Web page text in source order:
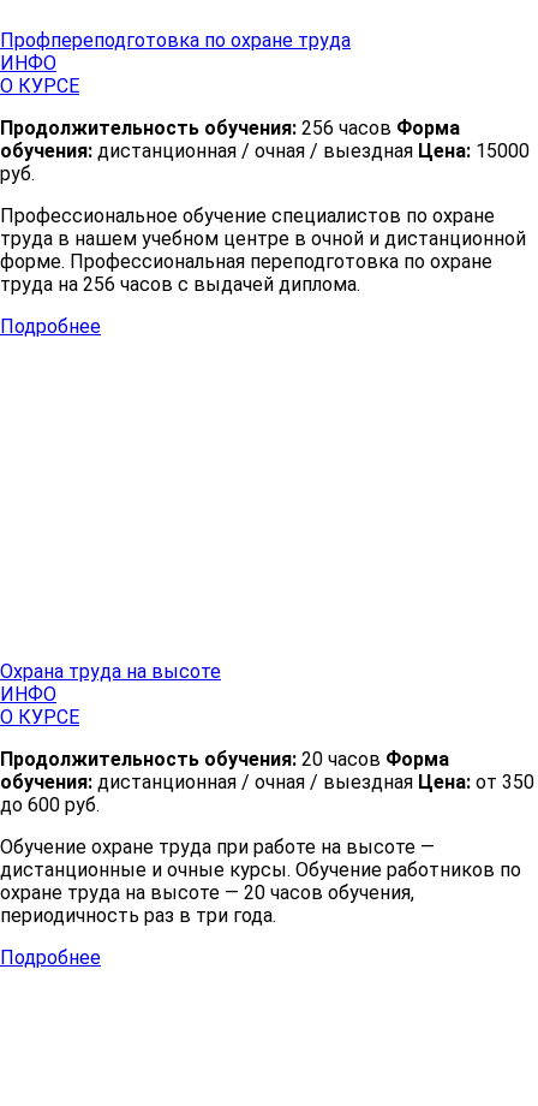
Профпереподготовка по охране труда
ИНФО
О КУРСЕ
Продолжительность обучения: 256 часов Форма
обучения: дистанционная / очная / выездная Цена: 15000
руб.
Профессиональное обучение специалистов по охране
труда в нашем учебном центре в очной и дистанционной
форме. Профессиональная переподготовка по охране
труда на 256 часов с выдачей диплома.
Подробнее
Охрана труда на высоте
ИНФО
О КУРСЕ
Продолжительность обучения: 20 часов Форма
обучения: дистанционная / очная / выездная Цена: от 350
до 600 руб.
Обучение охране труда при работе на высоте —
дистанционные и очные курсы. Обучение работников по
охране труда на высоте — 20 часов обучения,
периодичность раз в три года.
Подробнее